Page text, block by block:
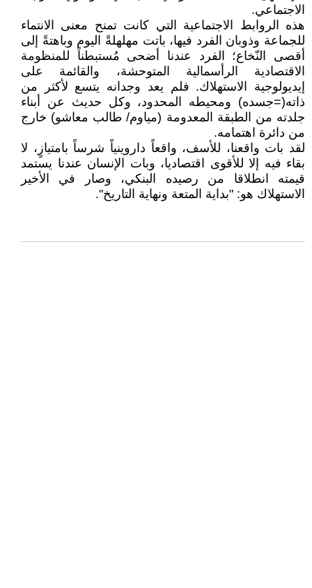
الاجتماعي.
هذه الروابط الاجتماعية التي كانت تمنح معنى الانتماء
للجماعة وذوبان الفرد فيها، باتت مهلهلةً اليوم وباهتةً إلى
أقصى النّخاع؛ الفرد عندنا أضحى مُستبطناً للمنظومة
الاقتصادية الرأسمالية المتوحشة، والقائمة على
إيديولوجية الاستهلاك. فلم يعد وجدانه يتسع لأكثر من
ذاته(=جسده) ومحيطه المحدود، وكل حديث عن أبناء
جلدته من الطبقة المعدومة (مياوم/ طالب معاشو) خارج
من دائرة اهتمامه.
لقد بات واقعنا، للأسف، واقعاً داروينياً شرساً بامتيازٍ، لا
بقاء فيه إلا للأقوى اقتصاديا، وبات الإنسان عندنا يستمد
قيمته انطلاقا من رصيده البنكي، وصار في الأخير
الاستهلاك هو: "بداية المتعة ونهاية التاريخ".